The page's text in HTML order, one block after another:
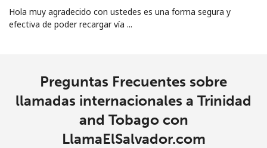
Tuvalu
country
Hola muy agradecido con ustedes es una forma segura y
efectiva de poder recargar vía ...
Preguntas Frecuentes sobre
llamadas internacionales a Trinidad
and Tobago con
LlamaElSalvador.com